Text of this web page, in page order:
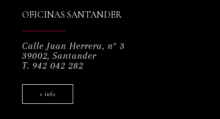
OFICINAS SANTANDER
Calle Juan Herrera, nº 3
39002, Santander
T. 942 042 282
+ info